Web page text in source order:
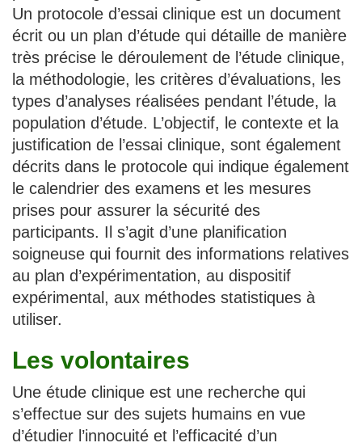
Un protocole d’essai clinique est un document
écrit ou un plan d’étude qui détaille de manière
très précise le déroulement de l’étude clinique,
la méthodologie, les critères d’évaluations, les
types d’analyses réalisées pendant l’étude, la
population d’étude. L’objectif, le contexte et la
justification de l’essai clinique, sont également
décrits dans le protocole qui indique également
le calendrier des examens et les mesures
prises pour assurer la sécurité des
participants. Il s’agit d’une planification
soigneuse qui fournit des informations relatives
au plan d’expérimentation, au dispositif
expérimental, aux méthodes statistiques à
utiliser.
Les volontaires
Une étude clinique est une recherche qui
s’effectue sur des sujets humains en vue
d’étudier l’innocuité et l’efficacité d’un